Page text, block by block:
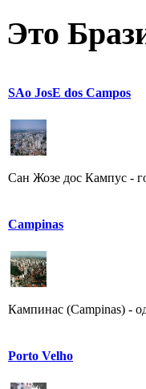
Это
SAo JosE dos Campos
Сан Жозе дос Кампус -
Campinas
Кампинас (Campinas) -
Porto Velho